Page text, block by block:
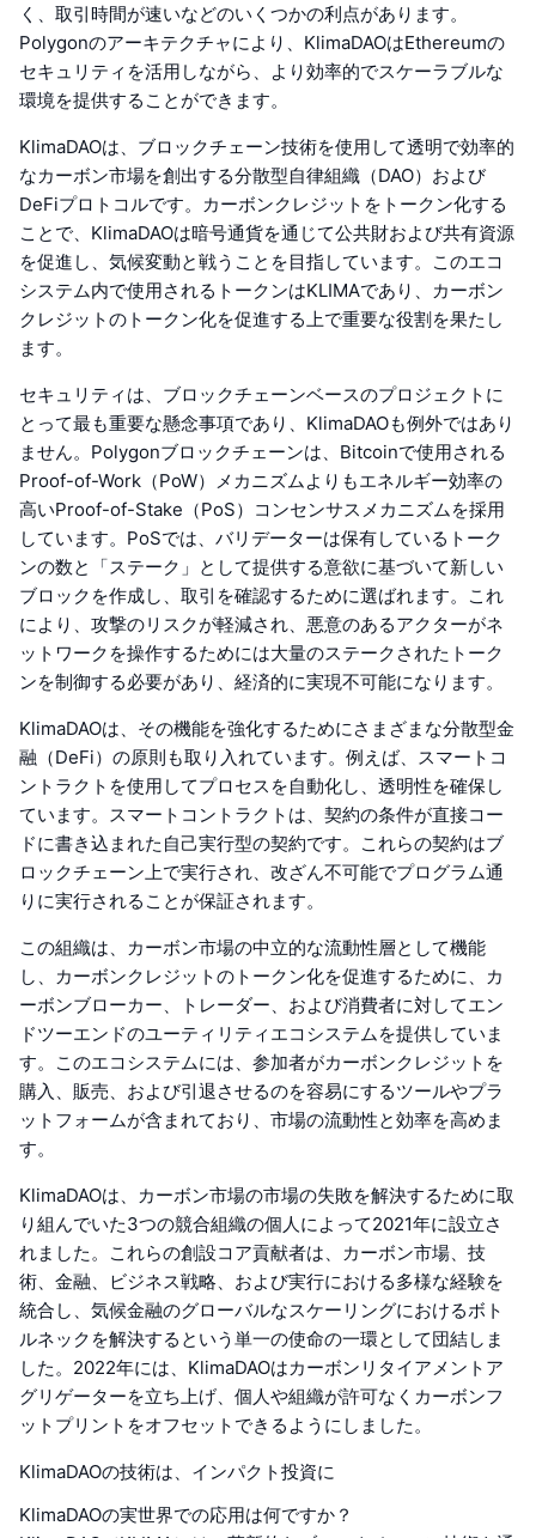
く、取引時間が速いなどのいくつかの利点があります。
Polygonのアーキテクチャにより、KlimaDAOはEthereumの
セキュリティを活用しながら、より効率的でスケーラブルな
環境を提供することができます。
KlimaDAOは、ブロックチェーン技術を使用して透明で効率的
なカーボン市場を創出する分散型自律組織（DAO）および
DeFiプロトコルです。カーボンクレジットをトークン化する
ことで、KlimaDAOは暗号通貨を通じて公共財および共有資源
を促進し、気候変動と戦うことを目指しています。このエコ
システム内で使用されるトークンはKLIMAであり、カーボン
クレジットのトークン化を促進する上で重要な役割を果たし
ます。
セキュリティは、ブロックチェーンベースのプロジェクトに
とって最も重要な懸念事項であり、KlimaDAOも例外ではあり
ません。Polygonブロックチェーンは、Bitcoinで使用される
Proof-of-Work（PoW）メカニズムよりもエネルギー効率の
高いProof-of-Stake（PoS）コンセンサスメカニズムを採用
しています。PoSでは、バリデーターは保有しているトーク
ンの数と「ステーク」として提供する意欲に基づいて新しい
ブロックを作成し、取引を確認するために選ばれます。これ
により、攻撃のリスクが軽減され、悪意のあるアクターがネ
ットワークを操作するためには大量のステークされたトーク
ンを制御する必要があり、経済的に実現不可能になります。
KlimaDAOは、その機能を強化するためにさまざまな分散型金
融（DeFi）の原則も取り入れています。例えば、スマートコ
ントラクトを使用してプロセスを自動化し、透明性を確保し
ています。スマートコントラクトは、契約の条件が直接コー
ドに書き込まれた自己実行型の契約です。これらの契約はブ
ロックチェーン上で実行され、改ざん不可能でプログラム通
りに実行されることが保証されます。
この組織は、カーボン市場の中立的な流動性層として機能
し、カーボンクレジットのトークン化を促進するために、カ
ーボンブローカー、トレーダー、および消費者に対してエン
ドツーエンドのユーティリティエコシステムを提供していま
す。このエコシステムには、参加者がカーボンクレジットを
購入、販売、および引退させるのを容易にするツールやプラ
ットフォームが含まれており、市場の流動性と効率を高めま
す。
KlimaDAOは、カーボン市場の市場の失敗を解決するために取
り組んでいた3つの競合組織の個人によって2021年に設立さ
れました。これらの創設コア貢献者は、カーボン市場、技
術、金融、ビジネス戦略、および実行における多様な経験を
統合し、気候金融のグローバルなスケーリングにおけるボト
ルネックを解決するという単一の使命の一環として団結しま
した。2022年には、KlimaDAOはカーボンリタイアメントア
グリゲーターを立ち上げ、個人や組織が許可なくカーボンフ
ットプリントをオフセットできるようにしました。
KlimaDAOの技術は、インパクト投資に
KlimaDAOの実世界での応用は何ですか？